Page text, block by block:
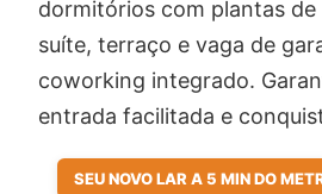
dormitórios com plantas de
suíte, terraço e vaga de
coworking integrado.
entrada facilitada e
SEU NOVO LAR A 5 MIN DO